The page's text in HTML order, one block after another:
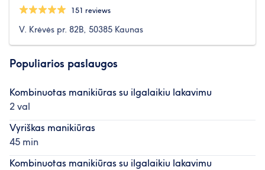
151 reviews
V. Krėvės pr. 82B, 50385 Kaunas
Populiarios paslaugos
Kombinuotas manikiūras su ilgalaikiu lakavimu
2 val
Vyriškas manikiūras
45 min
Kombinuotas manikiūras su ilgalaikiu lakavimu